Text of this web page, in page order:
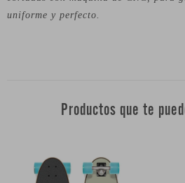
uniforme y perfecto.
Productos que te